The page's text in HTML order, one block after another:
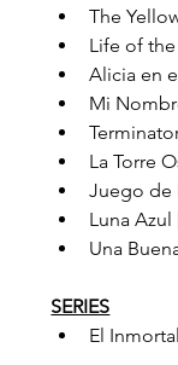
The
Life of
Alicia en
Mi
La Torre
Juego de
Luna
Una
SERIES
El